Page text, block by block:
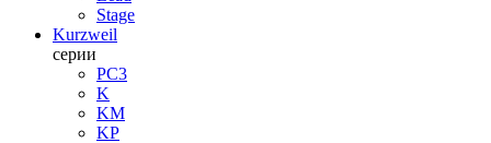
Stage
Kurzweil
серии
PC3
K
KM
KP